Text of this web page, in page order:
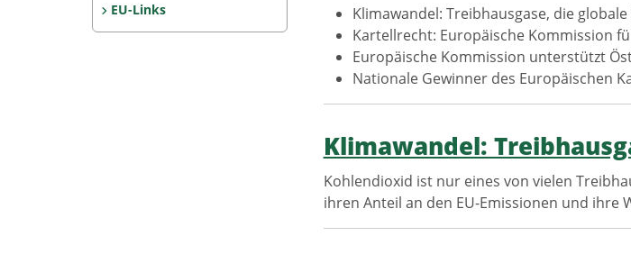
EU-Links
Klimawandel: Treibhausgase, die
Kartellrecht: Europäische Kommission
Europäische Kommission unterstützt
Nationale Gewinner des Europäischen
Klimawandel:
Kohlendioxid ist nur eines von vielen
ihren Anteil an den EU-Emissionen und ihre